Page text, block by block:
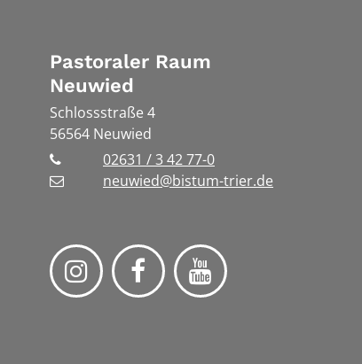
Pastoraler Raum
Neuwied
Schlossstraße 4
56564 Neuwied
02631 / 3 42 77-0
neuwied@bistum-trier.de